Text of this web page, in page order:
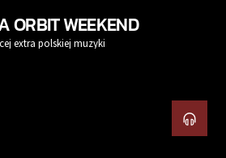
ORBIT WEEKEND
extra polskiej muzyki